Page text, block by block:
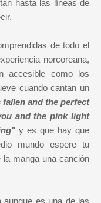
hasta las líneas de
de todo el
norcoreana,
accesible como los
cuando cantan un
fallen and the perfect
and the pink light
y es que hay que
mundo espere tu
manga una canción